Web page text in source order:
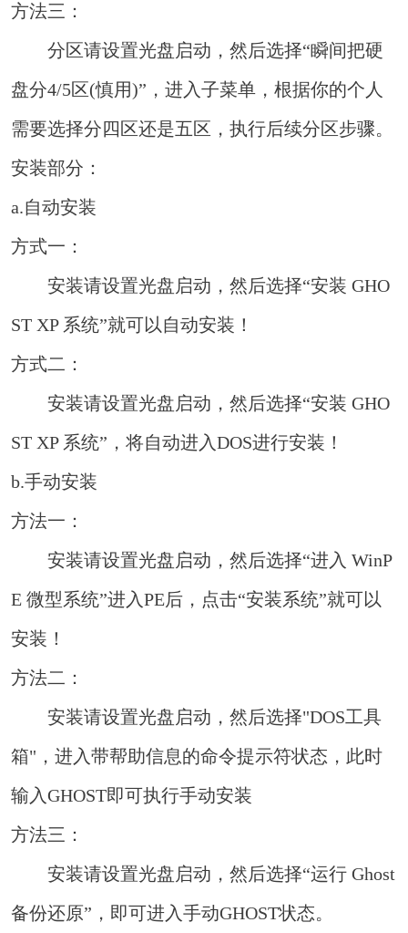
方法三：
分区请设置光盘启动，然后选择“瞬间把硬
盘分4/5区(慎用)”，进入子菜单，根据你的个人
需要选择分四区还是五区，执行后续分区步骤。
安装部分：
a.自动安装
方式一：
安装请设置光盘启动，然后选择“安装 GHO
ST XP 系统”就可以自动安装！
方式二：
安装请设置光盘启动，然后选择“安装 GHO
ST XP 系统”，将自动进入DOS进行安装！
b.手动安装
方法一：
安装请设置光盘启动，然后选择“进入 WinP
E 微型系统”进入PE后，点击“安装系统”就可以
安装！
方法二：
安装请设置光盘启动，然后选择"DOS工具
箱"，进入带帮助信息的命令提示符状态，此时
输入GHOST即可执行手动安装
方法三：
安装请设置光盘启动，然后选择“运行 Ghost
备份还原”，即可进入手动GHOST状态。